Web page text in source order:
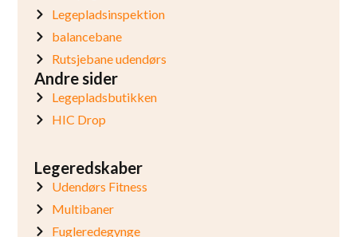
Legepladsinspektion
balancebane
Rutsjebane udendørs
Andre sider
Legepladsbutikken
HIC Drop
Legeredskaber
Udendørs Fitness
Multibaner
Fugleredegynge